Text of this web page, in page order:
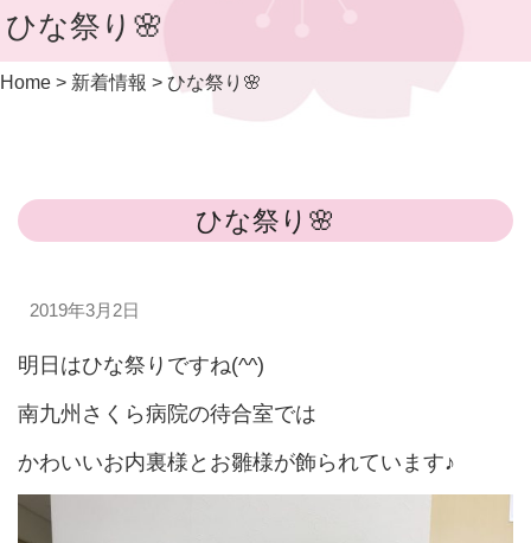
ひな祭り🌸
Home > 新着情報 > ひな祭り🌸
ひな祭り🌸
2019年3月2日
明日はひな祭りですね(^^)
南九州さくら病院の待合室では
かわいいお内裏様とお雛様が飾られています♪